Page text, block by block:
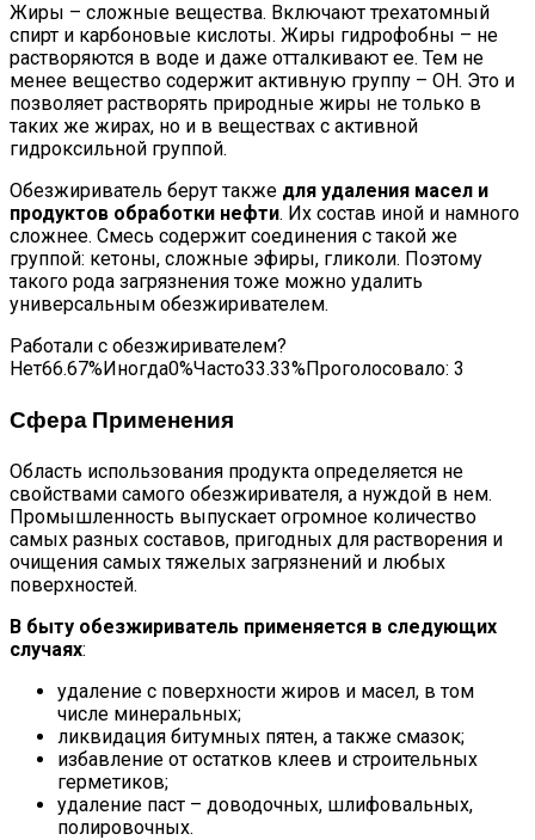
Жиры – сложные вещества. Включают трехатомный
спирт и карбоновые кислоты. Жиры гидрофобны – не
растворяются в воде и даже отталкивают ее. Тем не
менее вещество содержит активную группу – OH. Это и
позволяет растворять природные жиры не только в
таких же жирах, но и в веществах с активной
гидроксильной группой.
Обезжириватель берут также для удаления масел и
продуктов обработки нефти. Их состав иной и намного
сложнее. Смесь содержит соединения с такой же
группой: кетоны, сложные эфиры, гликоли. Поэтому
такого рода загрязнения тоже можно удалить
универсальным обезжиривателем.
Работали с обезжиривателем?
Нет66.67%Иногда0%Часто33.33%Проголосовало: 3
Сфера Применения
Область использования продукта определяется не
свойствами самого обезжиривателя, а нуждой в нем.
Промышленность выпускает огромное количество
самых разных составов, пригодных для растворения и
очищения самых тяжелых загрязнений и любых
поверхностей.
В быту обезжириватель применяется в следующих
случаях:
удаление с поверхности жиров и масел, в том
числе минеральных;
ликвидация битумных пятен, а также смазок;
избавление от остатков клеев и строительных
герметиков;
удаление паст – доводочных, шлифовальных,
полировочных.